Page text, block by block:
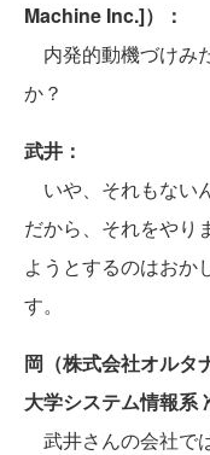
Machine Inc.]）：
内発的動機づけみ
か？
武井：
いや、それもない
だから、それをやり
ようとするのはおか
す。
岡（株式会社オルタ
大学システム情報系
武井さんの会社で